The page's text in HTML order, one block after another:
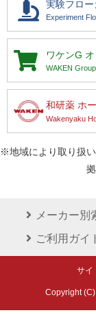
実験フロー
Experiment
ワケンG
WAKEN
和研薬 ホ
Wakenyaku
※地域により取り扱
メーカー別
ご利用ガイ
サイ
Copyright